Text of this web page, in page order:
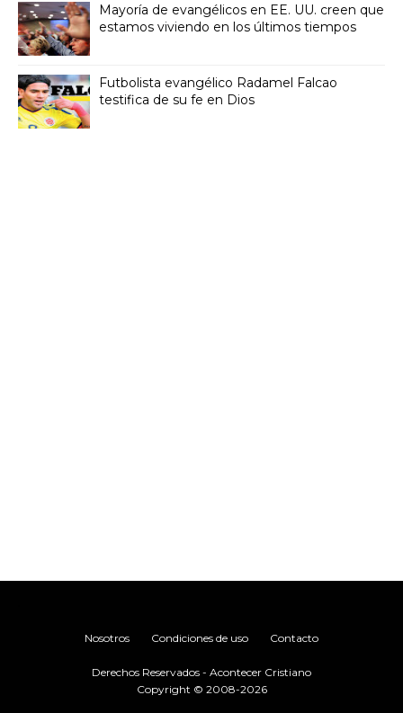
Mayoría de evangélicos en EE. UU. creen que
estamos viviendo en los últimos tiempos
Futbolista evangélico Radamel Falcao
testifica de su fe en Dios
Nosotros Condiciones de uso Contacto
Derechos Reservados - Acontecer Cristiano
Copyright © 2008-2026